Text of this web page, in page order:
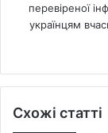
перевіреної
українцям
Схожі статті